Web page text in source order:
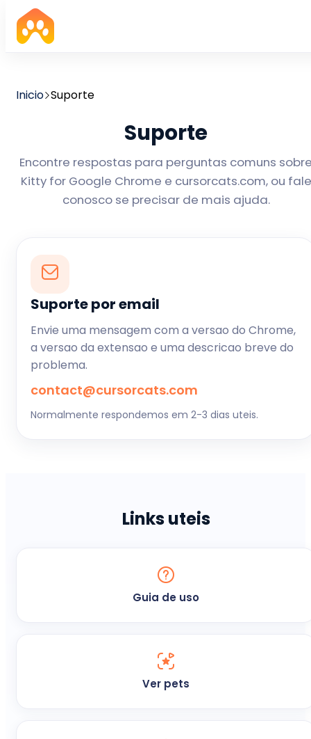
Inicio Suporte
Suporte
Encontre respostas para perguntas comuns
Kitty for Google Chrome e cursorcats.com, ou fale
conosco se precisar de mais ajuda.
Suporte por email
Envie uma mensagem com a versao do Chrome,
a versao da extensao e uma descricao breve do
problema.
contact@cursorcats.com
Normalmente respondemos em 2-3 dias uteis.
Links uteis
Guia de uso
Ver pets